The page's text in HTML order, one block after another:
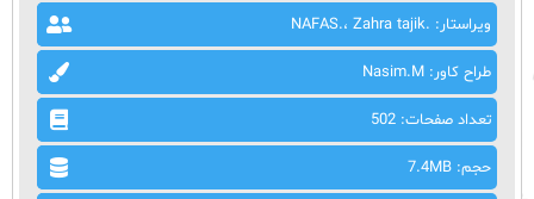
ویراستار: .NAFAS.، Zahra tajik
طراح کاور: Nasim.M
تعداد صفحات: 502
حجم: 7.4MB